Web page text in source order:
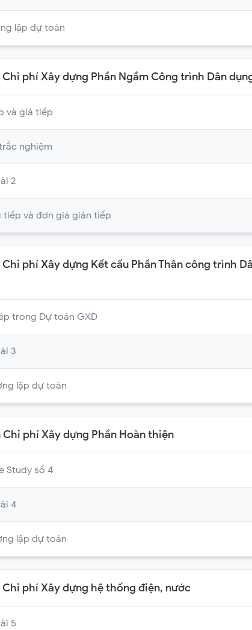
lập dự toán
phí Xây dựng Phần Ngầm Công trình Dân
và giá tiếp
nghiệm
2
và đơn giá gián tiếp
phí Xây dựng Kết cấu Phần Thân công trình
trong Dự toán GXD
3
lập dự toán
phí Xây dựng Phần Hoàn thiện
Study số 4
4
lập dự toán
phí Xây dựng hệ thống điện, nước
5